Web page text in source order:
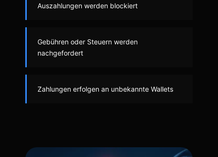
Auszahlungen werden blockiert
Gebühren oder Steuern werden
nachgefordert
Zahlungen erfolgen an unbekannte Wallets